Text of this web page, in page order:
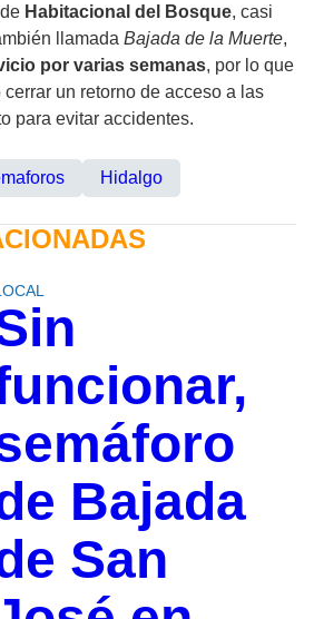
Habitacional del Bosque, casi
llamada Bajada de la Muerte,
por varias semanas, por lo que
un retorno de acceso a las
para evitar accidentes.
Hidalgo
Bajada
San